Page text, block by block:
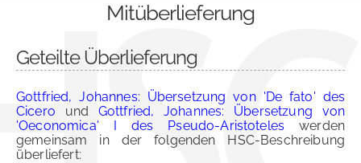
Mitüberlieferung
Geteilte Überlieferung
Gottfried, Johannes: Übersetzung von 'De fato' des
Cicero und Gottfried, Johannes: Übersetzung von
'Oeconomica' I des Pseudo-Aristoteles werden
gemeinsam in der folgenden HSC-Beschreibung
überliefert: